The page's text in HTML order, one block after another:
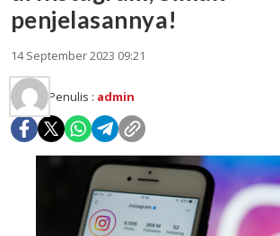
penjelasannya!
14 September 2023 09:21
Penulis : admin